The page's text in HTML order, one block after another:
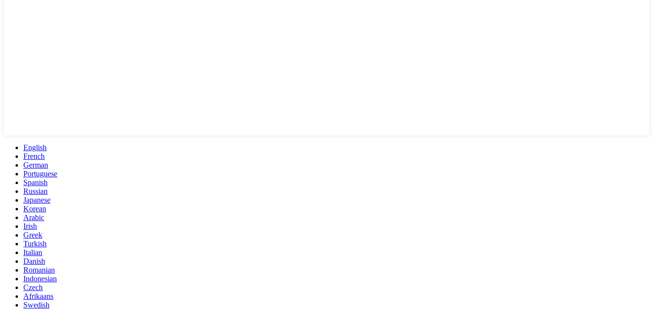
English
French
German
Portuguese
Spanish
Russian
Japanese
Korean
Arabic
Irish
Greek
Turkish
Italian
Danish
Romanian
Indonesian
Czech
Afrikaans
Swedish